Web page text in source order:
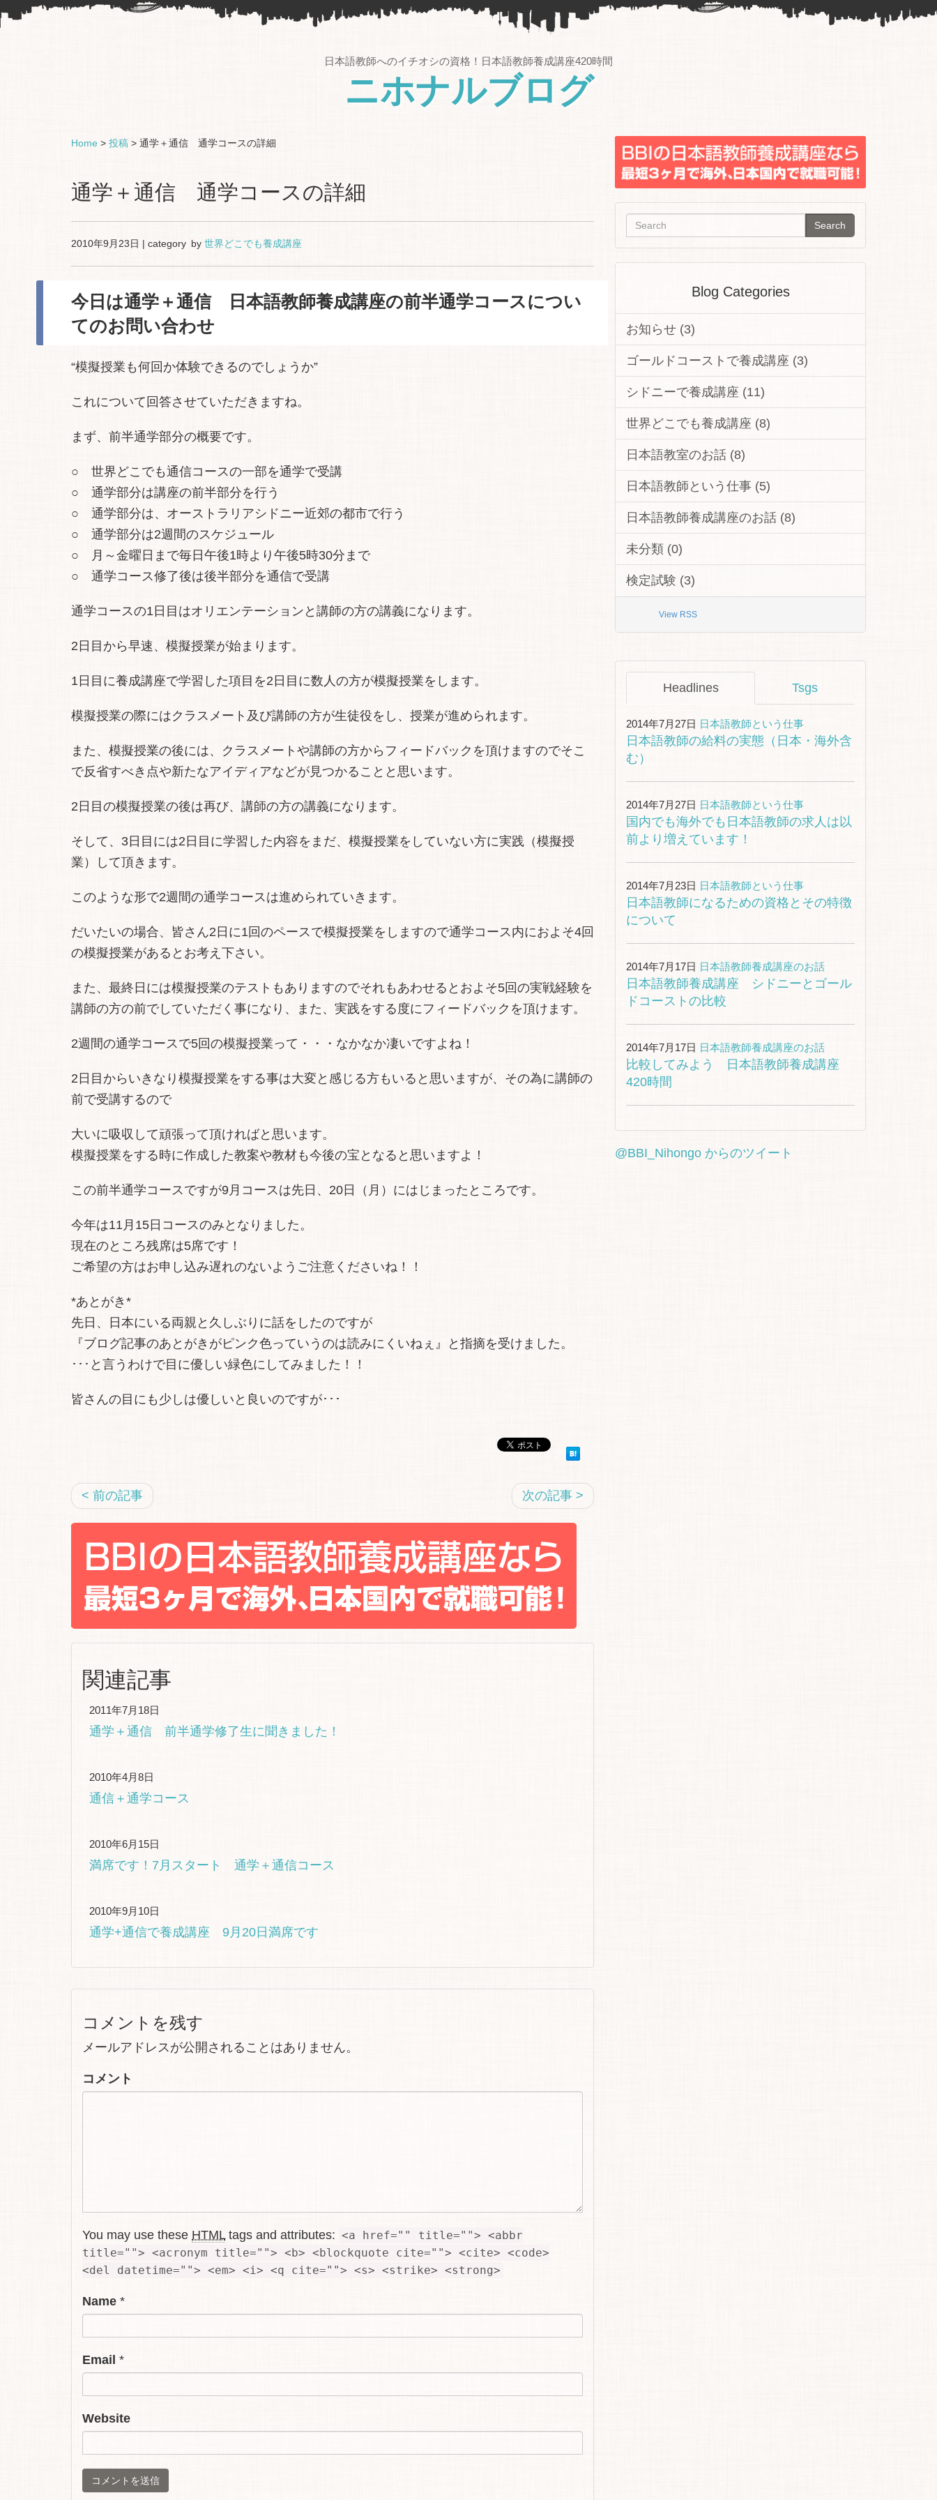
日本語教師へのイチオシの資格！日本語教師養成講座420時間
ニホナルブログ
Search
Blog Categories
お知らせ (3)
ゴールドコーストで養成講座 (3)
シドニーで養成講座 (11)
世界どこでも養成講座 (8)
日本語教室のお話 (8)
日本語教師という仕事 (5)
日本語教師養成講座のお話 (8)
未分類 (0)
検定試験 (3)
View RSS
Home > 投稿 > 通学＋通信 通学コースの詳細
通学＋通信 通学コースの詳細
2010年9月23日 | category by 世界どこでも養成講座
今日は通学＋通信 日本語教師養成講座の前半通学コースについ
てのお問い合わせ
“模擬授業も何回か体験できるのでしょうか”
これについて回答させていただきますね。
まず、前半通学部分の概要です。
○ 世界どこでも通信コースの一部を通学で受講
○ 通学部分は講座の前半部分を行う
○ 通学部分は、オーストラリアシドニー近郊の都市で行う
○ 通学部分は2週間のスケジュール
○ 月～金曜日まで毎日午後1時より午後5時30分まで
○ 通学コース修了後は後半部分を通信で受講
通学コースの1日目はオリエンテーションと講師の方の講義になります。
2日目から早速、模擬授業が始まります。
1日目に養成講座で学習した項目を2日目に数人の方が模擬授業をします。
模擬授業の際にはクラスメート及び講師の方が生徒役をし、授業が進められます。
また、模擬授業の後には、クラスメートや講師の方からフィードバックを頂けますのでそこ
で反省すべき点や新たなアイディアなどが見つかることと思います。
2日目の模擬授業の後は再び、講師の方の講義になります。
そして、3日目には2日目に学習した内容をまだ、模擬授業をしていない方に実践（模擬授
業）して頂きます。
このような形で2週間の通学コースは進められていきます。
だいたいの場合、皆さん2日に1回のペースで模擬授業をしますので通学コース内におよそ4回
の模擬授業があるとお考え下さい。
また、最終日には模擬授業のテストもありますのでそれもあわせるとおよそ5回の実戦経験を
講師の方の前でしていただく事になり、また、実践をする度にフィードバックを頂けます。
2週間の通学コースで5回の模擬授業って・・・なかなか凄いですよね！
2日目からいきなり模擬授業をする事は大変と感じる方もいると思いますが、その為に講師の
前で受講するので
大いに吸収して頑張って頂ければと思います。
模擬授業をする時に作成した教案や教材も今後の宝となると思いますよ！
この前半通学コースですが9月コースは先日、20日（月）にはじまったところです。
今年は11月15日コースのみとなりました。
現在のところ残席は5席です！
ご希望の方はお申し込み遅れのないようご注意くださいね！！
*あとがき*
先日、日本にいる両親と久しぶりに話をしたのですが
『ブログ記事のあとがきがピンク色っていうのは読みにくいねぇ』と指摘を受けました。
･･･と言うわけで目に優しい緑色にしてみました！！
皆さんの目にも少しは優しいと良いのですが･･･
< 前の記事 次の記事 >
関連記事
2011年7月18日
通学＋通信 前半通学修了生に聞きました！
2010年4月8日
通信＋通学コース
2010年6月15日
満席です！7月スタート 通学＋通信コース
2010年9月10日
通学+通信で養成講座 9月20日満席です
コメントを残す
メールアドレスが公開されることはありません。
コメント
You may use these HTMLtags and attributes: <a href="" title=""> <abbr
title=""> <acronym title=""> <b> <blockquote cite=""> <cite> <code>
<del datetime=""> <em> <i> <q cite=""> <s> <strike> <strong>
Name *
Email *
Website
Headlines Tsgs
2014年7月27日 日本語教師という仕事
日本語教師の給料の実態（日本・海外含
む）
2014年7月27日 日本語教師という仕事
国内でも海外でも日本語教師の求人は以
前より増えています！
2014年7月23日 日本語教師という仕事
日本語教師になるための資格とその特徴
について
2014年7月17日 日本語教師養成講座のお話
日本語教師養成講座 シドニーとゴール
ドコーストの比較
2014年7月17日 日本語教師養成講座のお話
比較してみよう 日本語教師養成講座
420時間
@BBI_Nihongo からのツイート